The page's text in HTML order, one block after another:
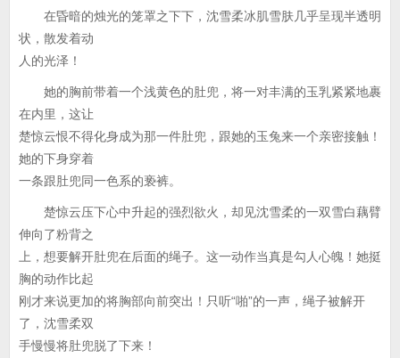
在昏暗的烛光的笼罩之下下，沈雪柔冰肌雪肤几乎呈现半透明
状，散发着动
人的光泽！
她的胸前带着一个浅黄色的肚兜，将一对丰满的玉乳紧紧地裹
在内里，这让
楚惊云恨不得化身成为那一件肚兜，跟她的玉兔来一个亲密接触！
她的下身穿着
一条跟肚兜同一色系的亵裤。
楚惊云压下心中升起的强烈欲火，却见沈雪柔的一双雪白藕臂
伸向了粉背之
上，想要解开肚兜在后面的绳子。这一动作当真是勾人心魄！她挺
胸的动作比起
刚才来说更加的将胸部向前突出！只听“啪”的一声，绳子被解开
了，沈雪柔双
手慢慢将肚兜脱了下来！